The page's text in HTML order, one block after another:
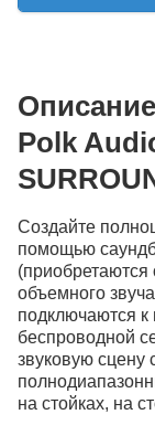
Polk
Создайте
помощью
(приобретаются
объемного
подключаются
беспроводной
звуковую
на стойках, на